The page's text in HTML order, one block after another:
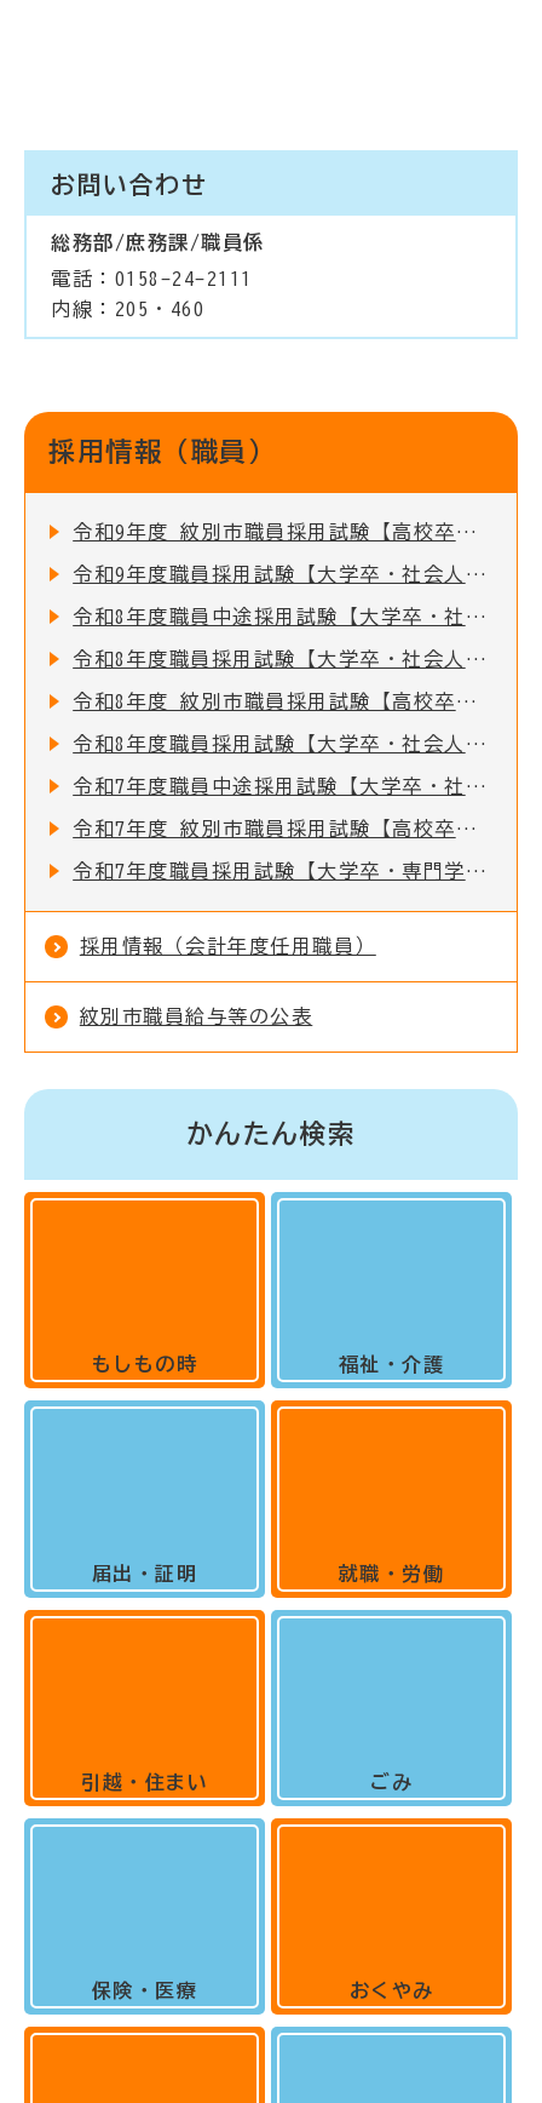
お問い合わせ
総務部/庶務課/職員係
電話：0158-24-2111
内線：205・460
採用情報（職員）
令和9年度 紋別市職員採用試験【高校卒】のお知らせ
令和9年度職員採用試験【大学卒・社会人経験者・公務員経験者】の実施について
令和8年度職員中途採用試験【大学卒・社会人経験者・公務員経験者】の実施について
令和8年度職員採用試験【大学卒・社会人経験者・公務員経験者】の実施について（再募集）
令和8年度 紋別市職員採用試験【高校卒】のお知らせ
令和8年度職員採用試験【大学卒・社会人経験者・公務員経験者・保健師】の実施について
令和7年度職員中途採用試験【大学卒・社会人経験者・公務員経験者】の実施について
令和7年度 紋別市職員採用試験【高校卒】のお知らせ
令和7年度職員採用試験【大学卒・専門学校卒・教育職・福祉職・保健師】の実施について
採用情報（会計年度任用職員）
紋別市職員給与等の公表
かんたん検索
もしもの時
届出・証明
引越・住まい
保険・医療
福祉・介護
就職・労働
ごみ
おくやみ